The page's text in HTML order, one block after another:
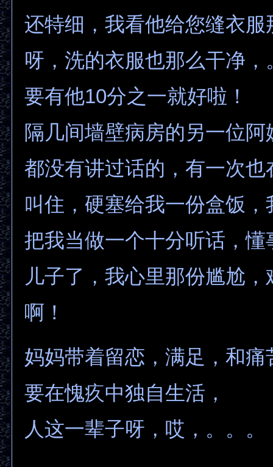
还特细，我看他给您缝衣服
呀，洗的衣服也那么干净，
要有他10分之一就好啦！
隔几间墙壁病房的另一位
都没有讲过话的，有一次也
叫住，硬塞给我一份盒饭，
把我当做一个十分听话，懂
儿子了，我心里那份尴尬
啊！
妈妈带着留恋，满足，和痛
要在愧疚中独自生活，
人这一辈子呀，哎，。。。